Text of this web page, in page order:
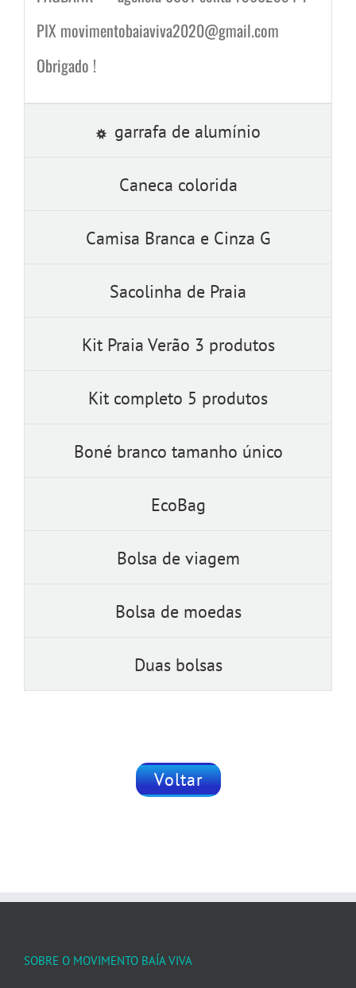
PIX movimentobaiaviva2020@gmail.com
Obrigado !
garrafa de alumínio
Caneca colorida
Camisa Branca e Cinza G
Sacolinha de Praia
Kit Praia Verão 3 produtos
Kit completo 5 produtos
Boné branco tamanho único
EcoBag
Bolsa de viagem
Bolsa de moedas
Duas bolsas
Voltar
SOBRE O MOVIMENTO BAÍA VIVA